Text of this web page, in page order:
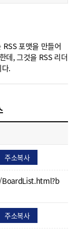
포맷을 만들어
데, 그것을 RSS 리더
.
주소복사
주소복사